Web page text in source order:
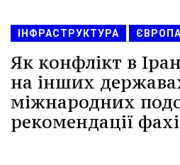
ІНФРАСТРУКТУРА ЄВРОПА
Як конфлікт в
на інших
міжнародних
рекомендації